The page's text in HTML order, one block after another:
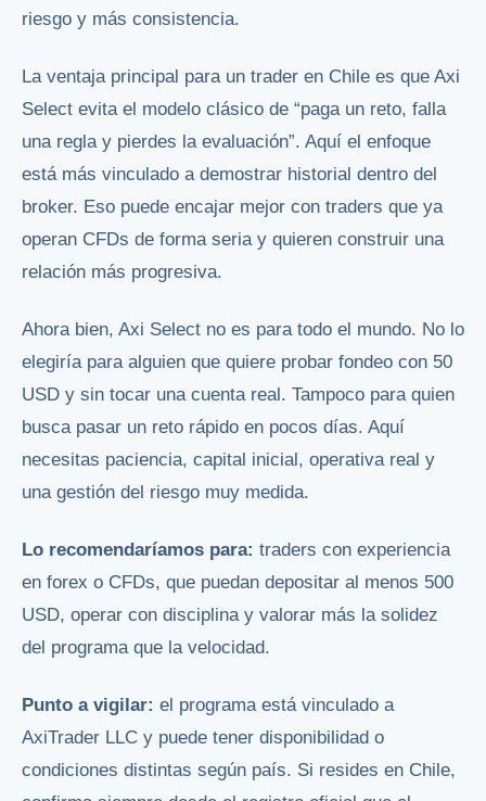
riesgo y más consistencia.
La ventaja principal para un trader en Chile es que Axi
Select evita el modelo clásico de “paga un reto, falla
una regla y pierdes la evaluación”. Aquí el enfoque
está más vinculado a demostrar historial dentro del
broker. Eso puede encajar mejor con traders que ya
operan CFDs de forma seria y quieren construir una
relación más progresiva.
Ahora bien, Axi Select no es para todo el mundo. No lo
elegiría para alguien que quiere probar fondeo con 50
USD y sin tocar una cuenta real. Tampoco para quien
busca pasar un reto rápido en pocos días. Aquí
necesitas paciencia, capital inicial, operativa real y
una gestión del riesgo muy medida.
Lo recomendaríamos para: traders con experiencia
en forex o CFDs, que puedan depositar al menos 500
USD, operar con disciplina y valorar más la solidez
del programa que la velocidad.
Punto a vigilar: el programa está vinculado a
AxiTrader LLC y puede tener disponibilidad o
condiciones distintas según país. Si resides en Chile,